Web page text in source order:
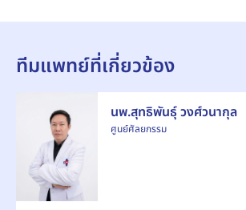
ทีมแพทย์ที่เกี่ยวข้อง
นพ.สุทธิพันธุ์ วงศ์วนากุล
ศูนย์ศัลยกรรม